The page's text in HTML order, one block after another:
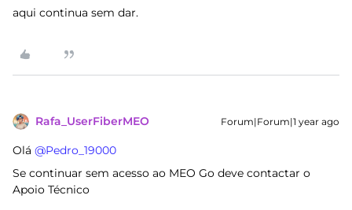
aqui continua sem dar.
Rafa_UserFiberMEO Forum|Forum|1 year ago
Olá ​ @Pedro_19000
Se continuar sem acesso ao MEO Go deve contactar o
Apoio Técnico